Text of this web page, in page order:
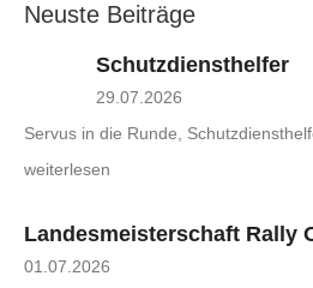
Neuste Beiträge
Schutzdiensthelfer
29.07.2026
Servus in die Runde,
weiterlesen
Landesmeisterschaft Rally
01.07.2026